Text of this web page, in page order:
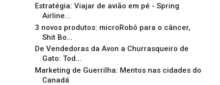
Estratégia: Viajar de avião em pé - Spring
Airline...
3 novos produtos: microRobô para o câncer,
Shit Bo...
De Vendedoras da Avon a Churrasqueiro de
Gato: Tod...
Marketing de Guerrilha: Mentos nas cidades do
Canadá